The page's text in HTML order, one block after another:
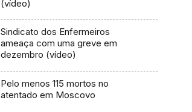
(vídeo)
Sindicato dos Enfermeiros
ameaça com uma greve em
dezembro (vídeo)
Pelo menos 115 mortos no
atentado em Moscovo